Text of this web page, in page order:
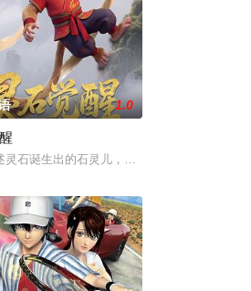
之谜的旅程。他在“恐惧之兽
断掉一臂。最终在太乙真人的帮助下，塑莲
商业机器人拳击运动员，他在不锈钢教练的
1.0
灵石诞生出的石灵儿，被石矶娘娘收养。哪